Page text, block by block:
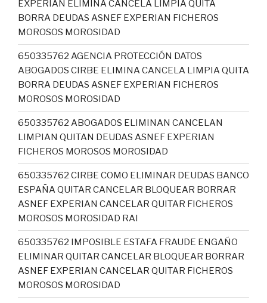
EXPERIAN ELIMINA CANCELA LIMPIA QUITA
BORRA DEUDAS ASNEF EXPERIAN FICHEROS
MOROSOS MOROSIDAD
650335762 AGENCIA PROTECCIÓN DATOS
ABOGADOS CIRBE ELIMINA CANCELA LIMPIA QUITA
BORRA DEUDAS ASNEF EXPERIAN FICHEROS
MOROSOS MOROSIDAD
650335762 ABOGADOS ELIMINAN CANCELAN
LIMPIAN QUITAN DEUDAS ASNEF EXPERIAN
FICHEROS MOROSOS MOROSIDAD
650335762 CIRBE COMO ELIMINAR DEUDAS BANCO
ESPAÑA QUITAR CANCELAR BLOQUEAR BORRAR
ASNEF EXPERIAN CANCELAR QUITAR FICHEROS
MOROSOS MOROSIDAD RAI
650335762 IMPOSIBLE ESTAFA FRAUDE ENGAÑO
ELIMINAR QUITAR CANCELAR BLOQUEAR BORRAR
ASNEF EXPERIAN CANCELAR QUITAR FICHEROS
MOROSOS MOROSIDAD